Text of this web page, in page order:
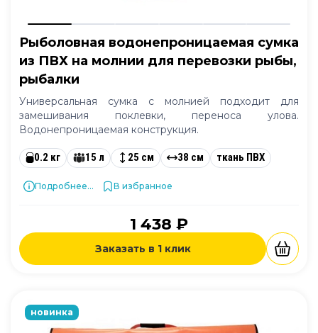
Рыболовная водонепроницаемая сумка
из ПВХ на молнии для перевозки рыбы,
рыбалки
Универсальная сумка с молнией подходит для
замешивания поклевки, переноса улова.
Водонепроницаемая конструкция.
0.2 кг 15 л 25 см 38 см ткань ПВХ
Подробнее... В избранное
1 438 ₽
Заказать в 1 клик
новинка